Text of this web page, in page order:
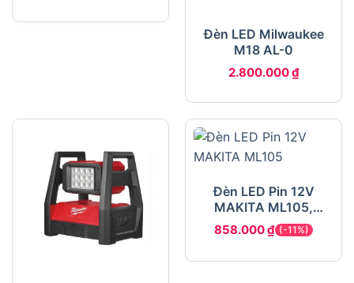
Đèn LED Milwaukee
M18 AL-0
2.800.000₫
Đèn LED Pin 12V
MAKITA ML105,
5500lux, 190lm,
chưa pin, sạc
858.000₫ (-11%)